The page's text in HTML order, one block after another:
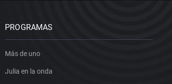
PROGRAMAS
Más de uno
Julia en la onda